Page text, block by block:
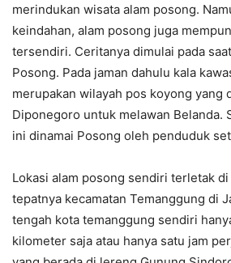
merindukan wisata alam posong.
keindahan, alam posong juga
tersendiri. Ceritanya dimulai pada
Posong. Pada jaman dahulu kala
merupakan wilayah pos koyong yang
Diponegoro untuk melawan Belanda.
ini dinamai Posong oleh penduduk
Lokasi alam posong sendiri terletak di
tepatnya kecamatan Temanggung di
tengah kota temanggung sendiri
kilometer saja atau hanya satu jam